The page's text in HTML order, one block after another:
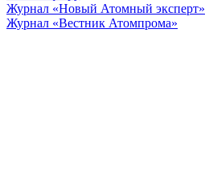
Журнал «Новый Атомный эксперт»
Журнал «Вестник Атомпрома»